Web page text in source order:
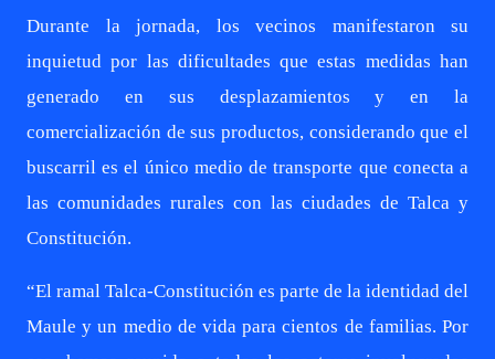
Durante la jornada, los vecinos manifestaron su
inquietud por las dificultades que estas medidas han
generado en sus desplazamientos y en la
comercialización de sus productos, considerando que el
buscarril es el único medio de transporte que conecta a
las comunidades rurales con las ciudades de Talca y
Constitución.
“El ramal Talca-Constitución es parte de la identidad del
Maule y un medio de vida para cientos de familias. Por